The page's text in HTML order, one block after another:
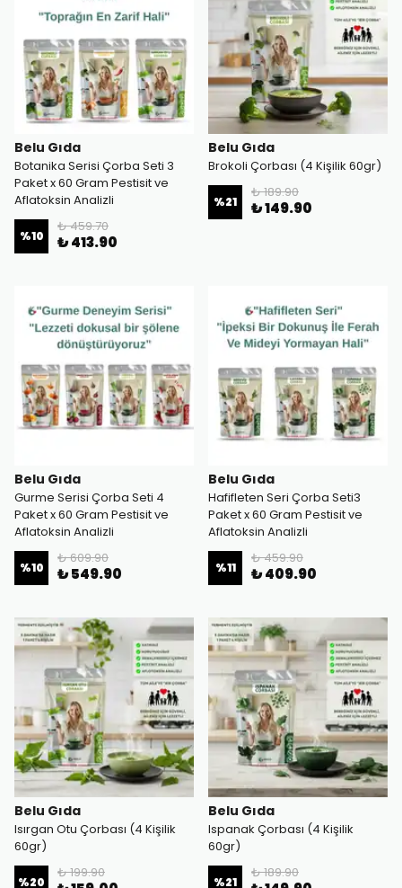
Belu Gıda
Botanika Serisi Çorba Seti 3
Paket x 60 Gram Pestisit ve
Aflatoksin Analizli
%10
₺ 459.70
₺ 413.90
Belu Gıda
Brokoli Çorbası (4 Kişilik 60gr)
%21
₺ 189.90
₺ 149.90
Belu Gıda
Gurme Serisi Çorba Seti 4
Paket x 60 Gram Pestisit ve
Aflatoksin Analizli
%10
₺ 609.90
₺ 549.90
Belu Gıda
Hafifleten Seri Çorba Seti3
Paket x 60 Gram Pestisit ve
Aflatoksin Analizli
%11
₺ 459.90
₺ 409.90
Belu Gıda
Isırgan Otu Çorbası (4 Kişilik
60gr)
%20
₺ 199.90
Belu Gıda
Ispanak Çorbası (4 Kişilik
60gr)
%21
₺ 189.90